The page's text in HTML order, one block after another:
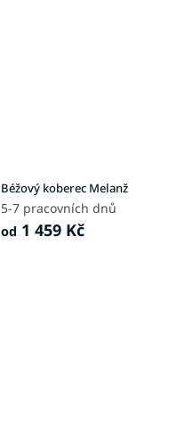
Béžový koberec Melanž
5-7 pracovních dnů
od 1 459 Kč